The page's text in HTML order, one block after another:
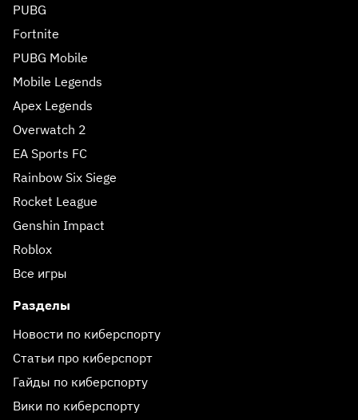
PUBG
Fortnite
PUBG Mobile
Mobile Legends
Apex Legends
Overwatch 2
EA Sports FC
Rainbow Six Siege
Rocket League
Genshin Impact
Roblox
Все игры
Разделы
Новости по киберспорту
Статьи про киберспорт
Гайды по киберспорту
Вики по киберспорту